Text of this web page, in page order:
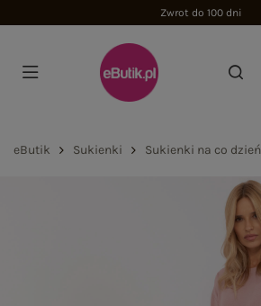
Zwrot do 100 dni
eButik Sukienki Sukienki na co dzień